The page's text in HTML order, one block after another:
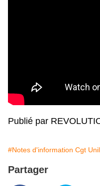
Publié par
#Notes d'information Cgt
Partager